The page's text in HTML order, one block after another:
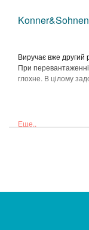
Виручає вже другий
При
глохне. В цілому
Еще..